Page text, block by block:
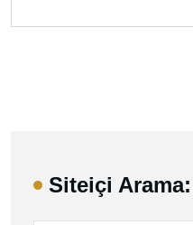
Siteiçi Arama: